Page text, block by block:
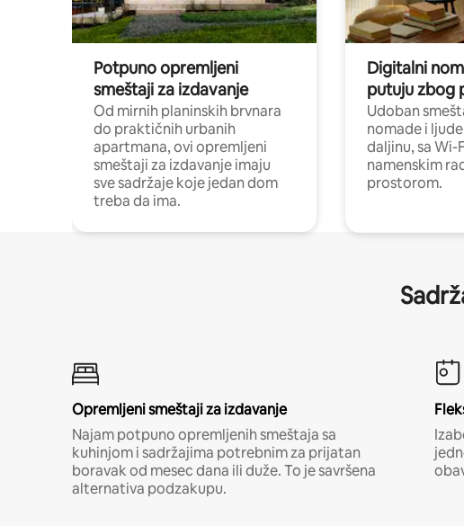
Potpuno opremljeni
smeštaji za izdavanje
Od mirnih planinskih brvnara
do praktičnih urbanih
apartmana, ovi opremljeni
smeštaji za izdavanje imaju
sve sadržaje koje jedan dom
treba da ima.
Digitalni
putuju zbog
Udoban
nomade i
daljinu, sa Wi-
namenskim
prostorom.
Opremljeni smeštaji za izdavanje
Najam potpuno opremljenih smeštaja sa
kuhinjom i sadržajima potrebnim za prijatan
boravak od mesec dana ili duže. To je savršena
alternativa podzakupu.